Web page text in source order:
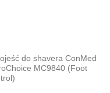
do shavera ConMed
MC9840 (Foot